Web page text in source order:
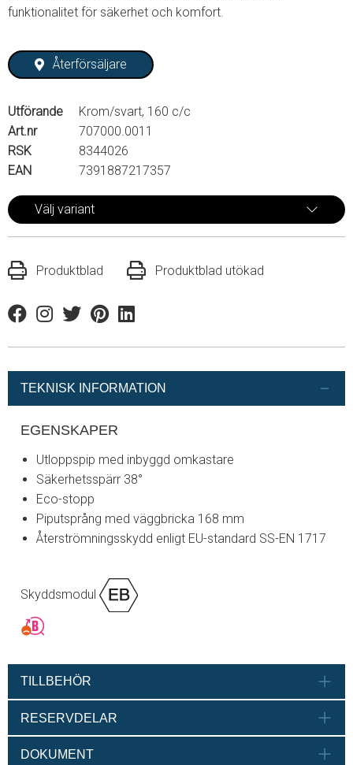
funktionalitet för säkerhet och komfort.
Återförsäljare
Utförande
Krom/svart, 160 c/c
Art.nr
707000.0011
RSK
8344026
EAN
7391887217357
Välj variant
Produktblad Produktblad utökad
FacebookInstagram
TwitterPinterestLinkedin
TEKNISK INFORMATION
EGENSKAPER
Utloppspip med inbyggd omkastare
Säkerhetsspärr 38°
Eco-stopp
Piputsprång med väggbricka 168 mm
Återströmningsskydd enligt EU-standard SS-EN 1717
Skyddsmodul
TILLBEHÖR
RESERVDELAR
DOKUMENT